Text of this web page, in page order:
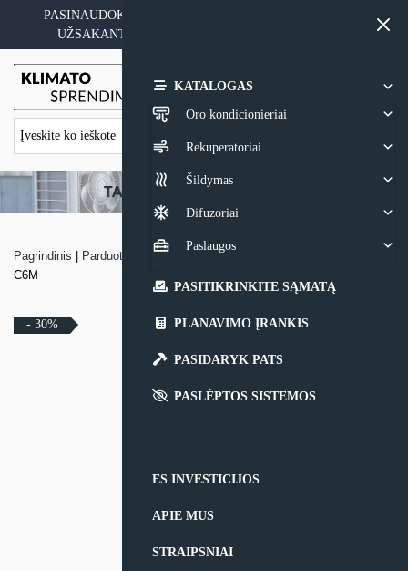
content
PASINAUDOKITE YPATINGAIS KAINOS PASIŪLYMAIS
UŽSAKANT ĮRANGĄ SU MONTAVIMO PASLAUGA
KATALOGAS
Oro kondicionieriai
Rekuperatoriai
Šildymas
Difuzoriai
Paslaugos
PASITIKRINKITE SĄMATĄ
PLANAVIMO ĮRANKIS
PASIDARYK PATS
PASLĖPTOS SISTEMOS
ES INVESTICIJOS
APIE MUS
STRAIPSNIAI
Pagrindinis Parduotuvė
Rekuperatorius Komfovent Domekt R 600 V
C6M
- 30%